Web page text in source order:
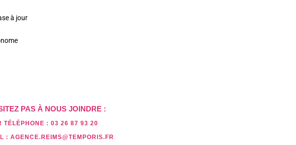
à jour
PAS À NOUS JOINDRE :
TÉLÉPHONE : 03 26 87 93 20
: AGENCE.REIMS@TEMPORIS.FR